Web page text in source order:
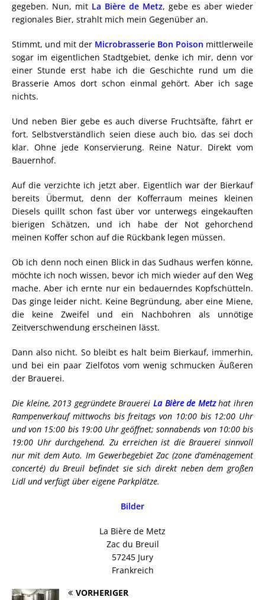
gegeben. Nun, mit La Bière de Metz, gebe es aber wieder
regionales Bier, strahlt mich mein Gegenüber an.
Stimmt, und mit der Microbrasserie Bon Poison mittlerweile
sogar im eigentlichen Stadtgebiet, denke ich mir, denn vor
einer Stunde erst habe ich die Geschichte rund um die
Brasserie Amos dort schon einmal gehört. Aber ich sage
nichts.
Und neben Bier gebe es auch diverse Fruchtsäfte, fährt er
fort. Selbstverständlich seien diese auch bio, das sei doch
klar. Ohne jede Konservierung. Reine Natur. Direkt vom
Bauernhof.
Auf die verzichte ich jetzt aber. Eigentlich war der Bierkauf
bereits Übermut, denn der Kofferraum meines kleinen
Diesels quillt schon fast über vor unterwegs eingekauften
bierigen Schätzen, und ich habe der Not gehorchend
meinen Koffer schon auf die Rückbank legen müssen.
Ob ich denn noch einen Blick in das Sudhaus werfen könne,
möchte ich noch wissen, bevor ich mich wieder auf den Weg
mache. Aber ich ernte nur ein bedauerndes Kopfschütteln.
Das ginge leider nicht. Keine Begründung, aber eine Miene,
die keine Zweifel und ein Nachbohren als unnötige
Zeitverschwendung erscheinen lässt.
Dann also nicht. So bleibt es halt beim Bierkauf, immerhin,
und bei ein paar Zielfotos vom wenig schmucken Äußeren
der Brauerei.
Die kleine, 2013 gegründete Brauerei La Bière de Metzhat ihren
Rampenverkauf mittwochs bis freitags von 10:00 bis 12:00 Uhr
und von 15:00 bis 19:00 Uhr geöffnet; sonnabends von 10:00 bis
19:00 Uhr durchgehend. Zu erreichen ist die Brauerei sinnvoll
nur mit dem Auto. Im Gewerbegebiet Zac (zone d’aménagement
concerté) du Breuil befindet sie sich direkt neben dem großen
Lidl und verfügt über eigene Parkplätze.
Bilder
La Bière de Metz
Zac du Breuil
57245 Jury
Frankreich
VORHERIGER